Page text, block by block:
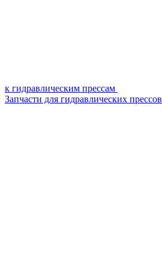
к гидравлическим прессам
Запчасти для гидравлических прессов